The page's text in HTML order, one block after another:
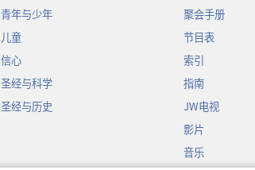
青年与少年
儿童
信心
圣经与科学
圣经与历史
聚会手册
节目表
索引
指南
JW电视
影片
音乐